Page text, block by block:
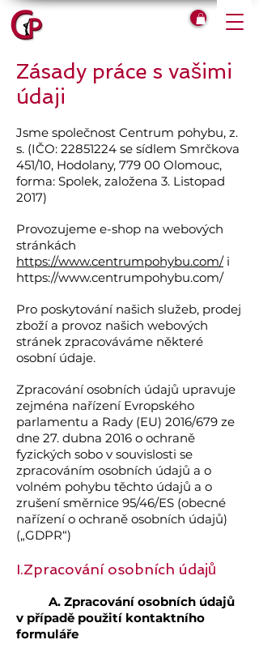
Zásady práce s vašimi
údaji
Jsme společnost Centrum pohybu, z.
s. (IČO: 22851224 se sídlem Smrčkova
451/10, Hodolany, 779 00 Olomouc,
forma: Spolek, založena 3. Listopad
2017)
Provozujeme e-shop na webových
stránkách
https://www.centrumpohybu.com/i
https://www.centrumpohybu.com/
Pro poskytování našich služeb, prodej
zboží a provoz našich webových
stránek zpracováváme některé
osobní údaje.
Zpracování osobních údajů upravuje
zejména nařízení Evropského
parlamentu a Rady (EU) 2016/679 ze
dne 27. dubna 2016 o ochraně
fyzických sobo v souvislosti se
zpracováním osobních údajů a o
volném pohybu těchto údajů a o
zrušení směrnice 95/46/ES (obecné
nařízení o ochraně osobních údajů)
(„GDPR“)
I.Zpracování osobních údajů
A. Zpracování osobních údajů
v případě použití kontaktního
formuláře